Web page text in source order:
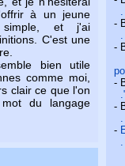
à un jeune
simple, et j'ai
C'est une
bien utile
comme moi,
clair ce que l'on
du langage
-
-
-
-
-